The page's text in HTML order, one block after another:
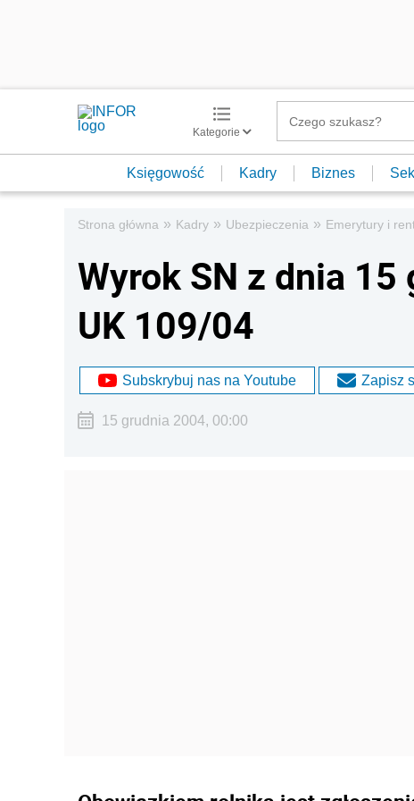
Kategorie
Księgowość Kadry Biznes
Strona główna » Kadry » Ubezpieczenia » Emerytury i
Wyrok SN z dnia
UK 109/04
Subskrybuj nas na Youtube Zapisz
15 grudnia 2004, 00:00